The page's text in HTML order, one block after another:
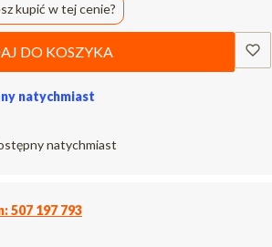
kupić w tej cenie?
DO KOSZYKA
natychmiast
natychmiast
507 197 793